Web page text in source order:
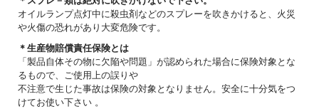
オイルランプ点灯中に殺虫剤などのスプレーを吹きかけると、火災
や火傷の恐れがあり大変危険です。
＊生産物賠償責任保険とは
「製品自体その物に欠陥や問題」が認められた場合に保険対象とな
るもので、ご使用上の誤りや
不注意で生じた事故は保険の対象となりません。安全に十分気をつ
けてお使い下さい 。